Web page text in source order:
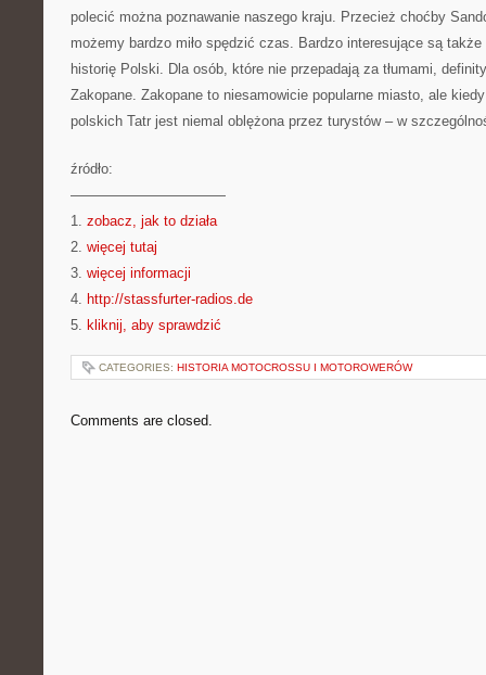
polecić można poznawanie naszego kraju. Przecież choćby
możemy bardzo miło spędzić czas. Bardzo interesujące są
historię Polski. Dla osób, które nie przepadają za tłumami,
Zakopane. Zakopane to niesamowicie popularne miasto, ale
polskich Tatr jest niemal oblężona przez turystów – w
źródło:
———————————
1. zobacz, jak to działa
2. więcej tutaj
3. więcej informacji
4. http://stassfurter-radios.de
5. kliknij, aby sprawdzić
CATEGORIES: HISTORIA MOTOCROSSU I MOTOROWERÓW
Comments are closed.